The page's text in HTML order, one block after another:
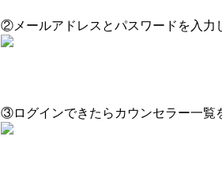
②メールアドレスとパスワードを入力
③ログインできたらカウンセラー一覧